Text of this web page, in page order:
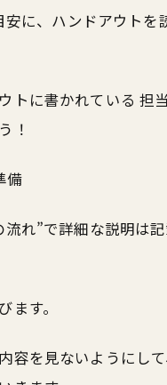
に、ハンドアウト
トに書かれている 担
！
備
れ”で詳細な説明は
ます。
容を見ないようにし